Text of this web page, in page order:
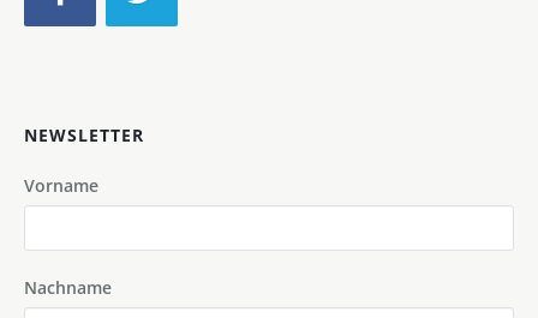
NEWSLETTER
Vorname
Nachname